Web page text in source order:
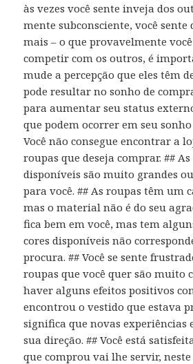
às vezes você sente inveja dos
mente subconsciente, você
mais – o que provavelmente
competir com os outros, é
mude a percepção que eles têm
pode resultar no sonho de
para aumentar seu status
que podem ocorrer em seu
Você não consegue encontrar a
roupas que deseja comprar. ##
disponíveis são muito grandes
para você. ## As roupas têm um
mas o material não é do seu
fica bem em você, mas tem
cores disponíveis não
procura. ## Você se sente
roupas que você quer são muito
haver alguns efeitos positivos
encontrou o vestido que estava
significa que novas experiências
sua direção. ## Você está
que comprou vai lhe servir, neste